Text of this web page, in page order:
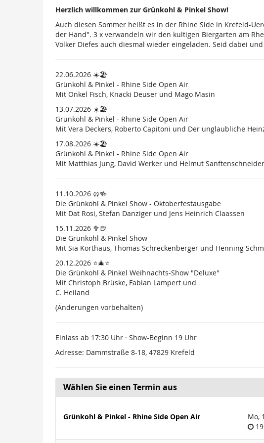
Herzlich willkommen zur Grünkohl & Pinkel Show!
Auch diesen Sommer heißt es in der Rhine Side in Krefeld-
der Hand". 3 x verwandeln wir den kultigen Biergarten am
Volker Diefes auch diesmal wieder eingeladen. Seid dabei
22.06.2026 ☀️🏖
Grünkohl & Pinkel - Rhine Side Open Air
Mit Onkel Fisch, Knacki Deuser und Mago Masin
13.07.2026 ☀️🏖
Grünkohl & Pinkel - Rhine Side Open Air
Mit Vera Deckers, Roberto Capitoni und Der unglaubliche
17.08.2026 ☀️🏖
Grünkohl & Pinkel - Rhine Side Open Air
Mit Matthias Jung, David Werker und Helmut Sanftenschneider
11.10.2026 🥨🍻
Die Grünkohl & Pinkel Show - Oktoberfestausgabe
Mit Dat Rosi, Stefan Danziger und Jens Heinrich Claassen
15.11.2026 🥦🍺
Die Grünkohl & Pinkel Show
Mit Sia Korthaus, Thomas Schreckenberger und Henning
20.12.2026 ⭐🎄⭐
Die Grünkohl & Pinkel Weihnachts-Show "Deluxe"
Mit Christoph Brüske, Fabian Lampert und
C. Heiland
(Änderungen vorbehalten)
Einlass ab 17:30 Uhr · Show-Beginn 19 Uhr
Adresse: Dammstraße 8-18, 47829 Krefeld
Wählen Sie einen Termin aus
Grünkohl & Pinkel - Rhine Side Open Air
Mo,